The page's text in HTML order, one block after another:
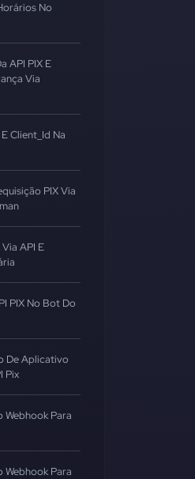
No
API PIX E
Via
Client_Id Na
PIX Via
API E
PIX No Bot Do
De Aplicativo
Pix
Para
Para